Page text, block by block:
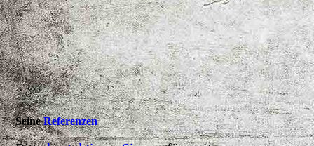
SeineReferenzen